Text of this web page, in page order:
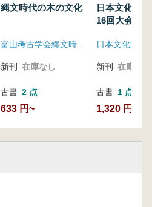
縄文時代の木の文化
富山考古学会縄文時代研究グループ
新刊 在庫なし
古書 2 点
633 円~
日本文化財
16回大会 研
日本文化財科
新刊 在庫なし
古書 1 点
1,320 円